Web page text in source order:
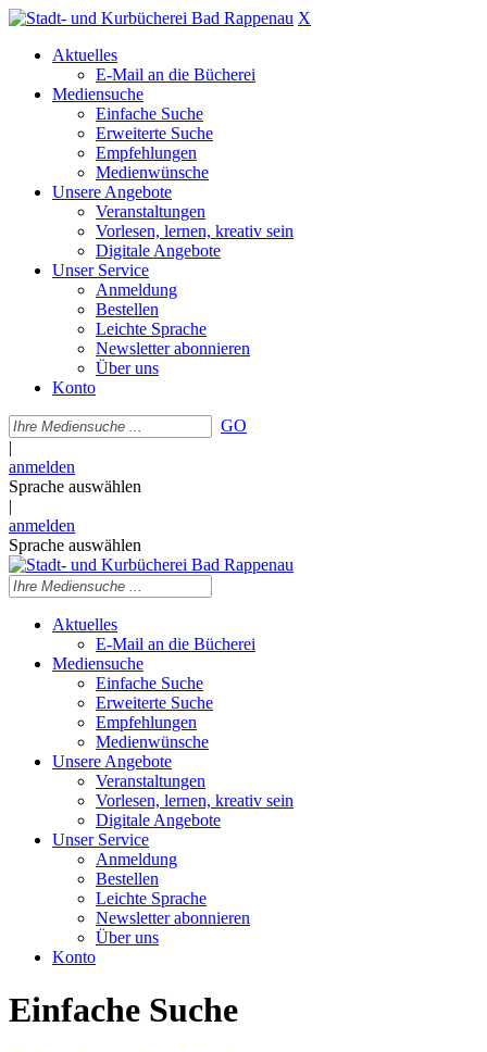
X
Aktuelles
E-Mail an die Bücherei
Mediensuche
Einfache Suche
Erweiterte Suche
Empfehlungen
Medienwünsche
Unsere Angebote
Veranstaltungen
Vorlesen, lernen, kreativ sein
Digitale Angebote
Unser Service
Anmeldung
Bestellen
Leichte Sprache
Newsletter abonnieren
Über uns
Konto
GO
|
anmelden
Sprache auswählen
|
anmelden
Sprache auswählen
Aktuelles
E-Mail an die Bücherei
Mediensuche
Einfache Suche
Erweiterte Suche
Empfehlungen
Medienwünsche
Unsere Angebote
Veranstaltungen
Vorlesen, lernen, kreativ sein
Digitale Angebote
Unser Service
Anmeldung
Bestellen
Leichte Sprache
Newsletter abonnieren
Über uns
Konto
Einfache Suche